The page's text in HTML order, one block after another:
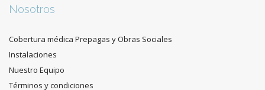
Nosotros
Cobertura médica Prepagas y Obras Sociales
Instalaciones
Nuestro Equipo
Términos y condiciones